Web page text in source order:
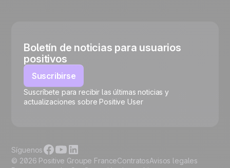
🍪
Boletín de noticias para usuarios
positivos
Suscribirse
Suscríbete para recibir las últimas noticias y
actualizaciones sobre Positive User
© 2026 Positive Groupe FranceContratosAvisos legales
Síguenos